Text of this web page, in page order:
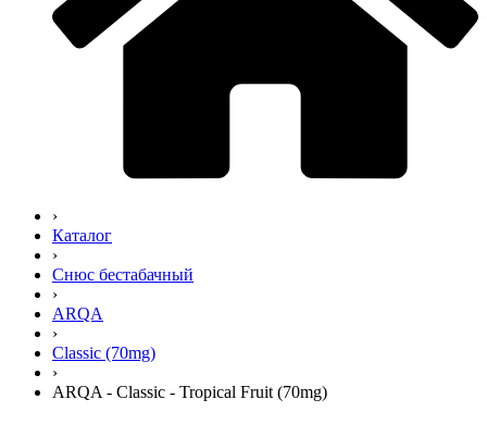
›
Каталог
›
Снюс бестабачный
›
ARQA
›
Classic (70mg)
›
ARQA - Classic - Tropical Fruit (70mg)